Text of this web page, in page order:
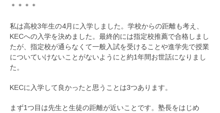
＊＊＊＊
私は高校3年生の4月に入学しました。学校からの距離も考え、
KECへの入学を決めました。最終的には指定校推薦で合格しまし
たが、指定校が通らなくて一般入試を受けることや進学先で授業
についていけないことがないようにと約1年間お世話になりまし
た。
KECに入学して良かったと思うことは3つあります。
まず1つ目は先生と生徒の距離が近いことです。塾長をはじめ